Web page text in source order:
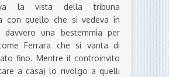
la vista della tribuna
con quello che si vedeva in
davvero una bestemmia per
Ferrara che si vanta di
fino. Mentre il controinvito
a casa) lo rivolgo a quelli